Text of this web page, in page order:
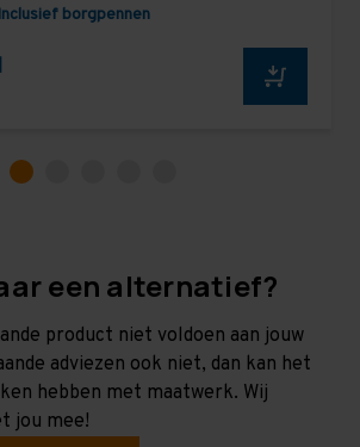
borgpennen
een alternatief?
product niet voldoen aan jouw
adviezen ook niet, dan kan het
hebben met maatwerk. Wij
jou mee!